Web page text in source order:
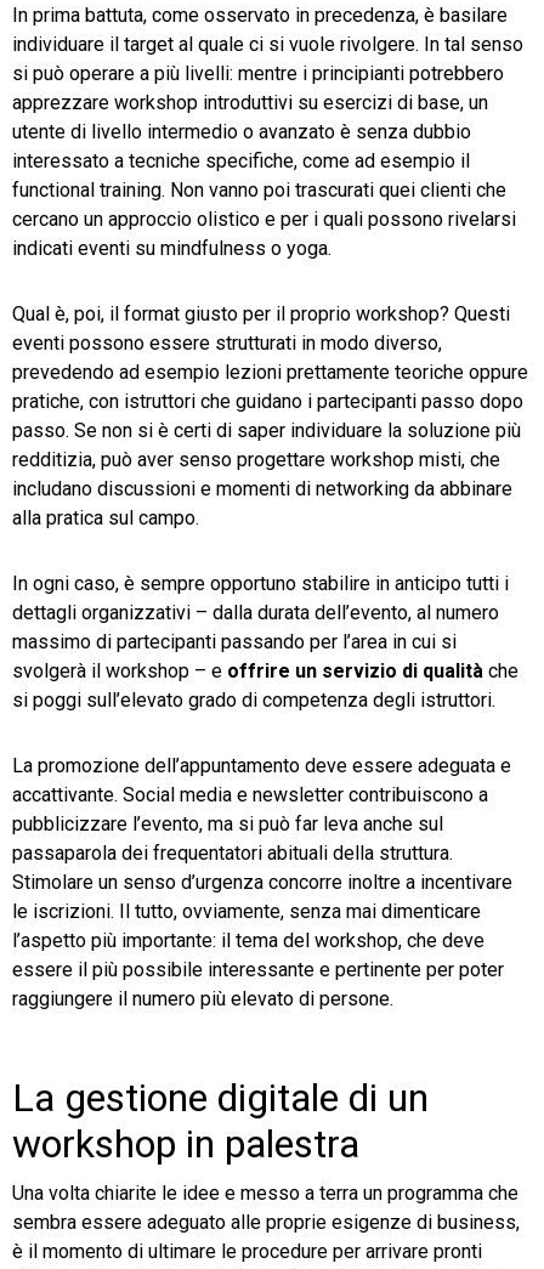
In prima battuta, come osservato in precedenza, è basilare
individuare il target al quale ci si vuole rivolgere. In tal senso
si può operare a più livelli: mentre i principianti potrebbero
apprezzare workshop introduttivi su esercizi di base, un
utente di livello intermedio o avanzato è senza dubbio
interessato a tecniche specifiche, come ad esempio il
functional training. Non vanno poi trascurati quei clienti che
cercano un approccio olistico e per i quali possono rivelarsi
indicati eventi su mindfulness o yoga.
Qual è, poi, il format giusto per il proprio workshop? Questi
eventi possono essere strutturati in modo diverso,
prevedendo ad esempio lezioni prettamente teoriche oppure
pratiche, con istruttori che guidano i partecipanti passo dopo
passo. Se non si è certi di saper individuare la soluzione più
redditizia, può aver senso progettare workshop misti, che
includano discussioni e momenti di networking da abbinare
alla pratica sul campo.
In ogni caso, è sempre opportuno stabilire in anticipo tutti i
dettagli organizzativi – dalla durata dell’evento, al numero
massimo di partecipanti passando per l’area in cui si
svolgerà il workshop – e offrire un servizio di qualità che
si poggi sull’elevato grado di competenza degli istruttori.
La promozione dell’appuntamento deve essere adeguata e
accattivante. Social media e newsletter contribuiscono a
pubblicizzare l’evento, ma si può far leva anche sul
passaparola dei frequentatori abituali della struttura.
Stimolare un senso d’urgenza concorre inoltre a incentivare
le iscrizioni. Il tutto, ovviamente, senza mai dimenticare
l’aspetto più importante: il tema del workshop, che deve
essere il più possibile interessante e pertinente per poter
raggiungere il numero più elevato di persone.
La gestione digitale di un
workshop in palestra
Una volta chiarite le idee e messo a terra un programma che
sembra essere adeguato alle proprie esigenze di business,
è il momento di ultimare le procedure per arrivare pronti